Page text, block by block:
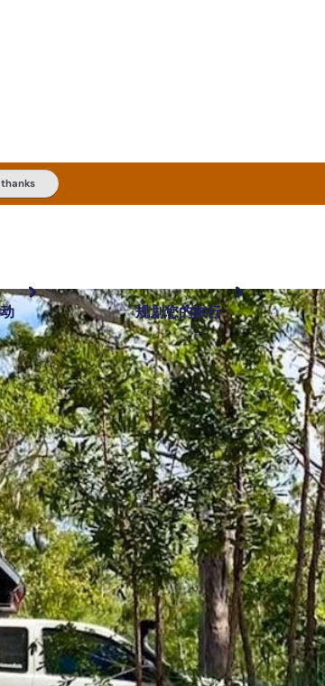
thanks
欢迎目的地 内陆和户外 按地区探索
体验 旅行者类型 精选榜单
规划您的旅行
规划和预订 实用信息 规划工具
搜索: